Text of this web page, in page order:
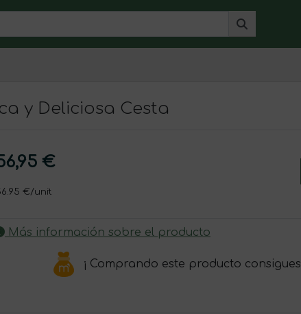
y Deliciosa Cesta
€
€/unit
Más información sobre el producto
¡ Comprando este producto consigues